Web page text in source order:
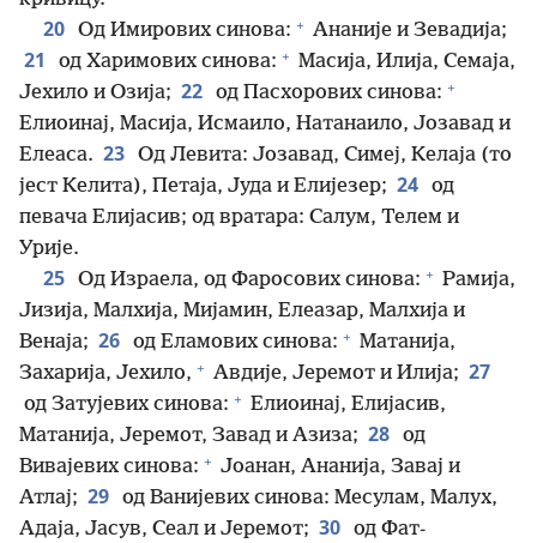
20 Од Имирових синова: + Ананије и Зевадија;
21 од Харимових синова: + Масија, Илија, Семаја,
Јехило и Озија; 22 од Пасхорових синова: +
Елиоинај, Масија, Исмаило, Натанаило, Јозавад и
Елеаса. 23 Од Левита: Јозавад, Симеј, Келаја (то
јест Келита), Петаја, Јуда и Елијезер; 24 од
певача Елијасив; од вратара: Салум, Телем и
Урије.
25 Од Израела, од Фаросових синова: + Рамија,
Јизија, Малхија, Мијамин, Елеазар, Малхија и
Венаја; 26 од Еламових синова: + Матанија,
Захарија, Јехило, + Авдије, Јеремот и Илија; 27
од Затујевих синова: + Елиоинај, Елијасив,
Матанија, Јеремот, Завад и Азиза; 28 од
Вивајевих синова: + Јоанан, Ананија, Завај и
Атлај; 29 од Ванијевих синова: Месулам, Малух,
Адаја, Јасув, Сеал и Јеремот; 30 од Фат-